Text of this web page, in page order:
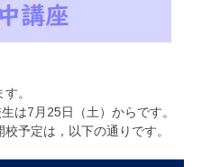
。
は7月25日（土）からです。
予定は，以下の通りです。